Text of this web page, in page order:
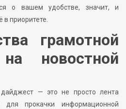
о вашем удобстве, значит, и
в приоритете.
грамотной
новостной
— это не просто лента
для прокачки информационной